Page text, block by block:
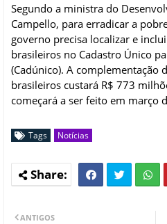
Segundo a ministra do
Campello, para erradicar a
governo precisa localizar e
brasileiros no Cadastro Único
(Cadúnico). A complementação
brasileiros custará R$ 773
começará a ser feito em março
Tags Notícias
ANTIGOS